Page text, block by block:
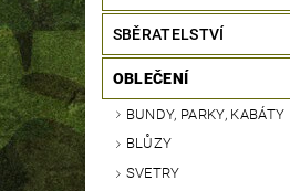
SBĚRATELSTVÍ
OBLEČENÍ
BUNDY, PARKY, KABÁTY
BLŮZY
SVETRY